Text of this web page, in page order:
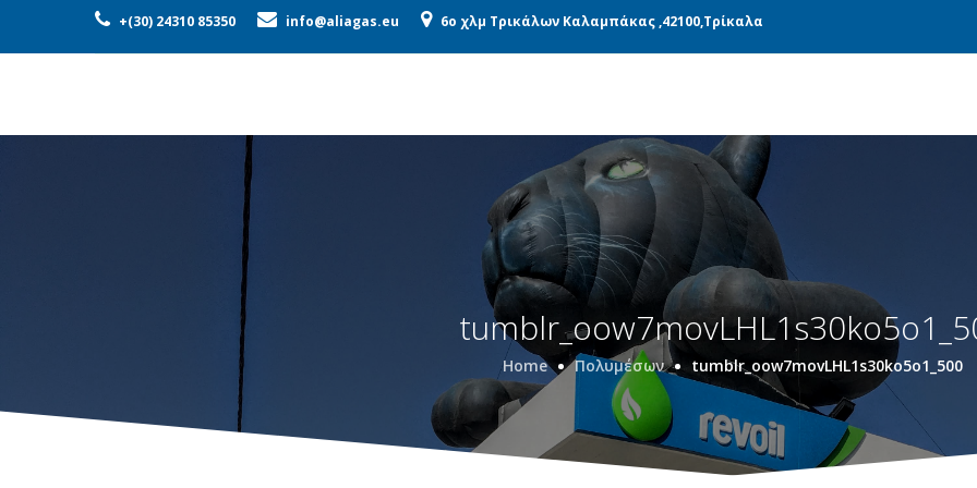
+(30) 24310 85350 info@aliagas.eu 6o χλμ Τρικάλων Καλαμπάκας ,42100,Τρίκαλα
ΕΤΑΙΡΕΊΑ ΠΡΟΪΌΝΤΑ ΜΟΝΆΔΕΣ ΠΑΡΑΓΩΓΉΣ ΜΕΤΑΦΟΡΙΚΉ
Home Πολυμέσων tumblr_oow7movLHL1s30ko5o1_500